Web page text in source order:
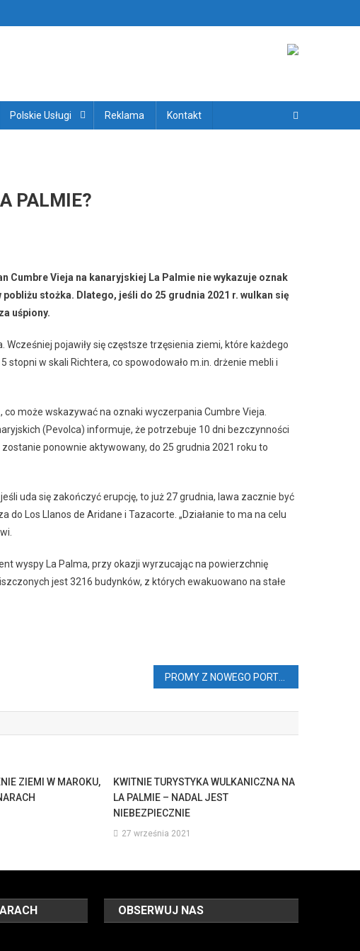
Polskie Usługi Reklama Kontakt
PALMIE?
Cumbre Vieja na kanaryjskiej La Palmie nie wykazuje oznak
stożka. Dlatego, jeśli do 25 grudnia 2021 r. wulkan się
uśpiony.
Wcześniej pojawiły się częstsze trzęsienia ziemi, które każdego
stopni w skali Richtera, co spowodowało m.in. drżenie mebli i
może wskazywać na oznaki wyczerpania Cumbre Vieja.
(Pevolca) informuje, że potrzebuje 10 dni bezczynności
ponownie aktywowany, do 25 grudnia 2021 roku to
uda się zakończyć erupcję, to już 27 grudnia, lawa zacznie być
Los Llanos de Aridane i Tazacorte. „Działanie to ma na celu
wyspy La Palma, przy okazji wyrzucając na powierzchnię
jest 3216 budynków, z których ewakuowano na stałe
ZIEMI W MAROKU,
KWITNIE TURYSTYKA WULKANICZNA NA
LA PALMIE – NADAL JEST
NIEBEZPIECZNIE
27 września 2021
OBSERWUJ NAS